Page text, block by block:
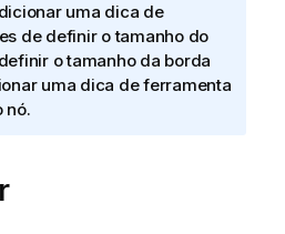
uma dica de
de definir o tamanho do
o tamanho da borda
uma dica de ferramenta
nó.